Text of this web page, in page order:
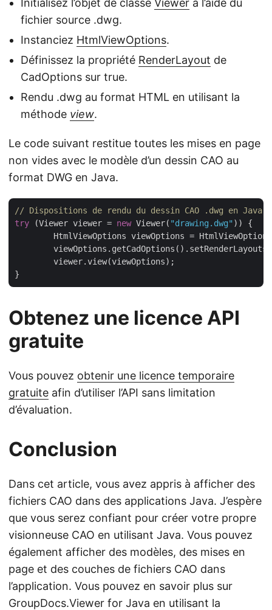
Initialisez l’objet de classe Viewer à l’aide du
fichier source .dwg.
Instanciez HtmlViewOptions.
Définissez la propriété RenderLayout de
CadOptions sur true.
Rendu .dwg au format HTML en utilisant la
méthode view.
Le code suivant restitue toutes les mises en page
non vides avec le modèle d’un dessin CAO au
format DWG en Java.
// Dispositions de rendu du dessin CAO .dwg en Java
try (Viewer viewer = new Viewer( "drawing.dwg" )) {
	viewOptions.getCadOptions().setRenderLayouts(
Obtenez une licence API
gratuite
Vous pouvez obtenir une licence temporaire
gratuite afin d’utiliser l’API sans limitation
d’évaluation.
Conclusion
Dans cet article, vous avez appris à afficher des
fichiers CAO dans des applications Java. J’espère
que vous serez confiant pour créer votre propre
visionneuse CAO en utilisant Java. Vous pouvez
également afficher des modèles, des mises en
page et des couches de fichiers CAO dans
l’application. Vous pouvez en savoir plus sur
GroupDocs.Viewer for Java en utilisant la